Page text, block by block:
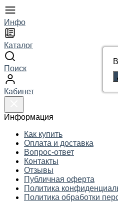
Инфо
Каталог
Поиск
Кабинет
Информация
Как купить
Оплата и доставка
Вопрос-ответ
Контакты
Отзывы
Публичная оферта
Политика
Политика обработки